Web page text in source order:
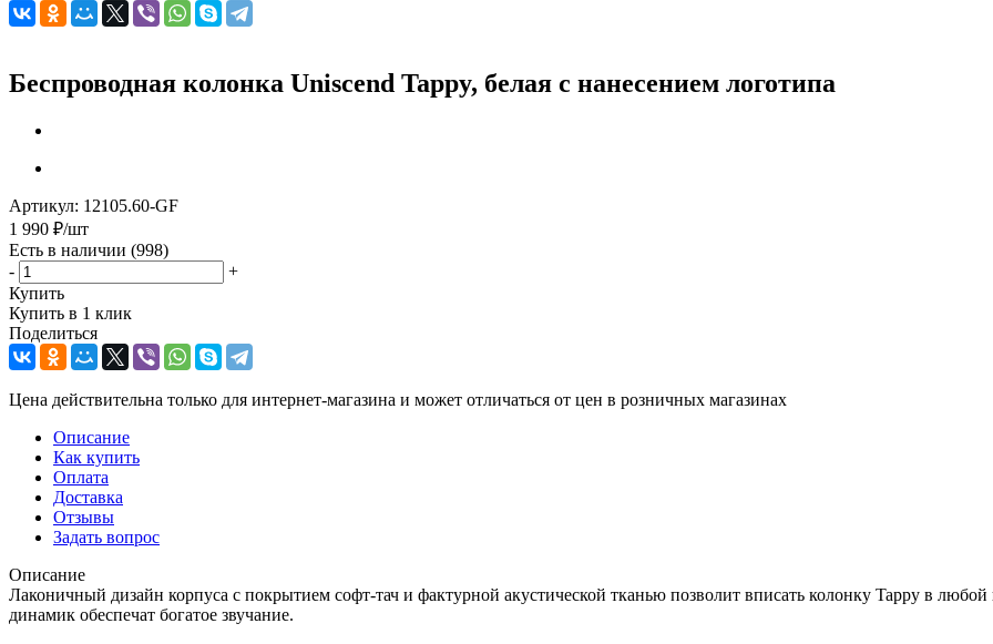
Беспроводная колонка Uniscend Tappy, белая с нанесением логотипа
Артикул: 12105.60-GF
1 990 ₽/шт
Есть в наличии (998)
-
+
Купить
Купить в 1 клик
Поделиться
Цена действительна только для интернет-магазина и может отличаться от цен в розничных магазинах
Описание
Как купить
Оплата
Доставка
Отзывы
Задать вопрос
Описание
Лаконичный дизайн корпуса с покрытием софт-тач и фактурной акустической тканью позволит вписать колонку Tappy в
динамик обеспечат богатое звучание.